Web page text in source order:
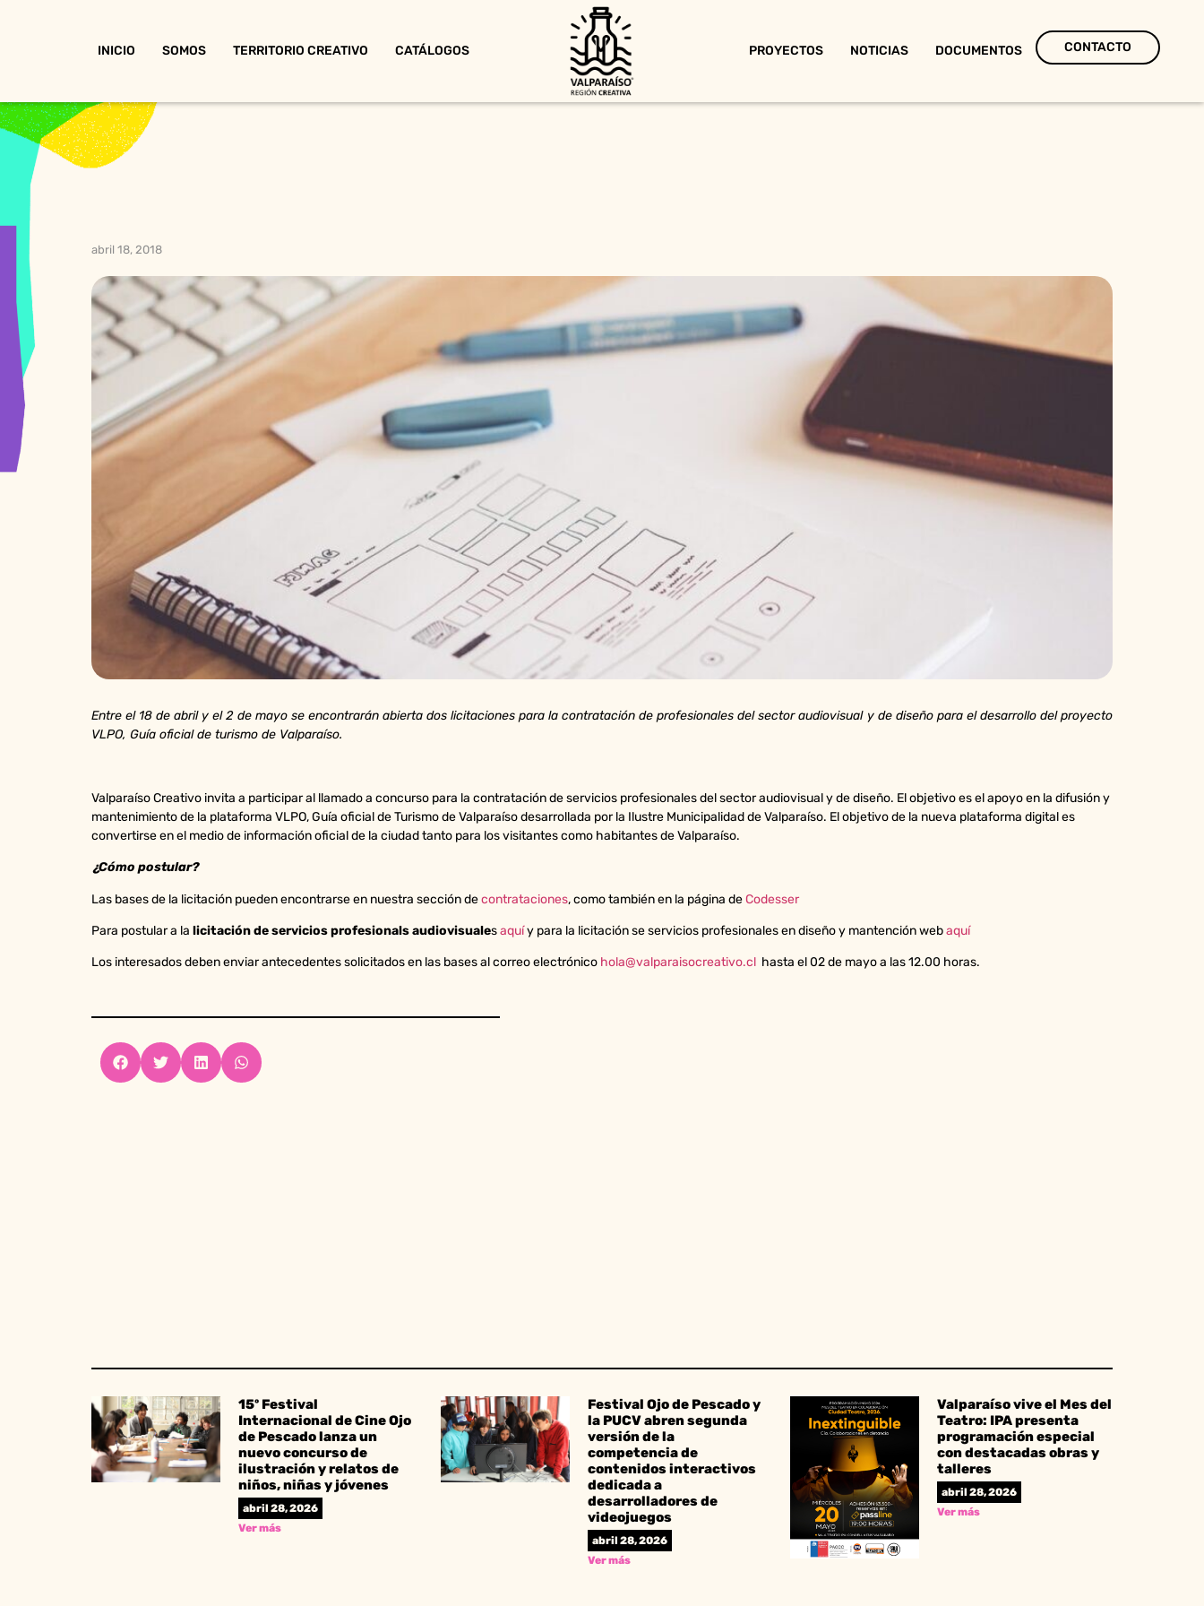
INICIO SOMOS TERRITORIO CREATIVO CATÁLOGOS PROYECTOS NOTICIAS DOCUMENTOS CONTACTO
abril 18, 2018
Entre el 18 de abril y el 2 de mayo se encontrarán abierta dos licitaciones para la contratación de profesionales del sector audiovisual y de diseño para el desarrollo del proyecto
VLPO, Guía oficial de turismo de Valparaíso.
Valparaíso Creativo invita a participar al llamado a concurso para la contratación de servicios profesionales del sector audiovisual y de diseño. El objetivo es el apoyo en la difusión y
mantenimiento de la plataforma VLPO, Guía oficial de Turismo de Valparaíso desarrollada por la Ilustre Municipalidad de Valparaíso. El objetivo de la nueva plataforma digital es
convertirse en el medio de información oficial de la ciudad tanto para los visitantes como habitantes de Valparaíso.
¿Cómo postular?
Las bases de la licitación pueden encontrarse en nuestra sección decontrataciones, como también en la página deCodesser
Para postular a la licitación de servicios profesionals audiovisualesaquíy para la licitación se servicios profesionales en diseño y mantención webaquí
Los interesados deben enviar antecedentes solicitados en las bases al correo electrónico hola@valparaisocreativo.cl hasta el 02 de mayo a las 12.00 horas.
15º Festival
Internacional de Cine Ojo
de Pescado lanza un
nuevo concurso de
ilustración y relatos de
niños, niñas y jóvenes
abril 28, 2026
Ver más
Festival Ojo de Pescado y
la PUCV abren segunda
versión de la
competencia de
contenidos interactivos
dedicada a
desarrolladores de
videojuegos
abril 28, 2026
Ver más
Valparaíso vive el Mes del
Teatro: IPA presenta
programación especial
con destacadas obras y
talleres
abril 28, 2026
Ver más